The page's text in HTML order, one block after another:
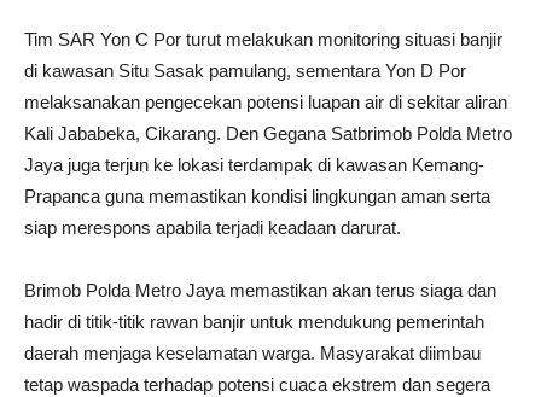
Tim SAR Yon C Por turut melakukan monitoring situasi banjir
di kawasan Situ Sasak pamulang, sementara Yon D Por
melaksanakan pengecekan potensi luapan air di sekitar aliran
Kali Jababeka, Cikarang. Den Gegana Satbrimob Polda Metro
Jaya juga terjun ke lokasi terdampak di kawasan Kemang-
Prapanca guna memastikan kondisi lingkungan aman serta
siap merespons apabila terjadi keadaan darurat.
Brimob Polda Metro Jaya memastikan akan terus siaga dan
hadir di titik-titik rawan banjir untuk mendukung pemerintah
daerah menjaga keselamatan warga. Masyarakat diimbau
tetap waspada terhadap potensi cuaca ekstrem dan segera